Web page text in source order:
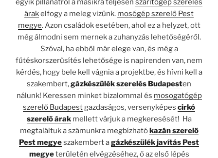
egyik pillanatról a másikra teljesen szárítógép szerelés
árakelfogy a meleg vizünk. mosógép szerelő Pest
megye. Azon családok esetében, ahol ez a helyzet, ott
még álmodni sem mernek a zuhanyzás lehetőségéről.
Szóval, ha ebből már elege van, és még a
fűtéskorszerűsítés lehetősége is napirenden van, nem
kérdés, hogy bele kell vágnia a projektbe, és hívni kell a
szakembert,gázkészülék szerelés Budapesten
nálunk! Keressen minket bizalommal és mosogatógép
szerelő Budapestgazdaságos, versenyképes cirkó
szerelő árakmellett várjuk a megkeresését! Ha
megtaláltuk a számunkra megbízhatókazán szerelő
Pest megyeszakembert agázkészülék javítás Pest
megyeterületén elvégzéséhez, ő az első lépés